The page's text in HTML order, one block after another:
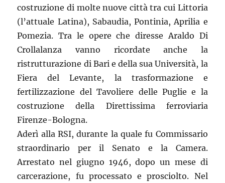
costruzione di molte nuove città tra cui Littoria
(l’attuale Latina), Sabaudia, Pontinia, Aprilia e
Pomezia. Tra le opere che diresse Araldo Di
Crollalanza vanno ricordate anche la
ristrutturazione di Bari e della sua Università, la
Fiera del Levante, la trasformazione e
fertilizzazione del Tavoliere delle Puglie e la
costruzione della Direttissima ferroviaria
Firenze-Bologna.
Aderì alla RSI, durante la quale fu Commissario
straordinario per il Senato e la Camera.
Arrestato nel giugno 1946, dopo un mese di
carcerazione, fu processato e prosciolto. Nel